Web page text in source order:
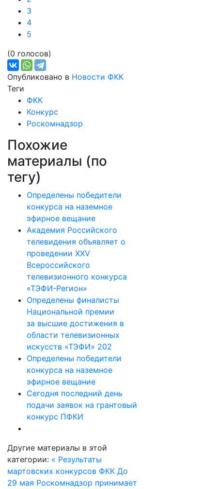
3
4
5
(0 голосов)
Опубликовано в Новости ФКК
Теги
ФКК
Конкурс
Роскомнадзор
Похожие
материалы (по
тегу)
Определены победители
конкурса на наземное
эфирное вещание
Академия Российского
телевидения объявляет о
проведении ХХV
Всероссийского
телевизионного конкурса
«ТЭФИ-Регион»
Определены финалисты
Национальной премии
за высшие достижения в
области телевизионных
искусств «ТЭФИ» 202
Определены победители
конкурса на наземное
эфирное вещание
Сегодня последний день
подачи заявок на грантовый
конкурс ПФКИ
Другие материалы в этой
категории: « Результаты
мартовских конкурсов ФКК До
29 мая Роскомнадзор принимает